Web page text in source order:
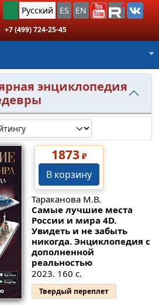
Русский ES EN
+7 (499) 724-25-45
энциклопедия
1873₽
В корзину
Тараканова М.В.
Самые лучшие места
России и мира 4D.
Увидеть и не забыть
никогда. Энциклопедия с
дополненной
реальностью
2023. 160 с.
Твердый переплет